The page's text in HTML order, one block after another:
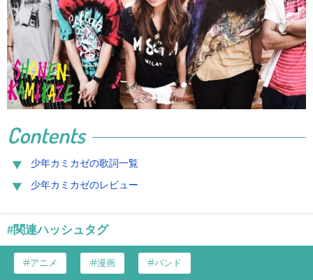
Contents
少年カミカゼの歌詞一覧
少年カミカゼのレビュー
#関連ハッシュタグ
アニメ 漫画 バンド